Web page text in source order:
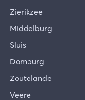
Zierikzee
Middelburg
Sluis
Domburg
Zoutelande
Veere